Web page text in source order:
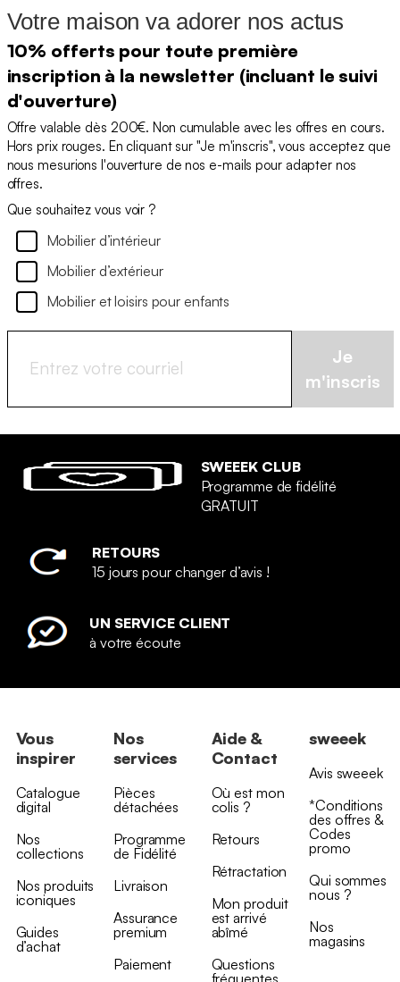
Votre maison va adorer nos actus
10% offerts pour toute première
inscription à la newsletter (incluant le suivi
d'ouverture)
Offre valable dès 200€. Non cumulable avec les offres en cours.
Hors prix rouges. En cliquant sur "Je m'inscris", vous acceptez que
nous mesurions l'ouverture de nos e-mails pour adapter nos
offres.
Que souhaitez vous voir ?
Mobilier d’intérieur
Mobilier d’extérieur
Mobilier et loisirs pour enfants
Je
m'inscris
SWEEEK CLUB
Programme de fidélité
GRATUIT
RETOURS
15 jours pour changer d’avis !
UN SERVICE CLIENT
à votre écoute
Vous
inspirer
Catalogue
digital
Nos
collections
Nos produits
iconiques
Guides
d’achat
Nos
services
Pièces
détachées
Programme
de Fidélité
Livraison
Assurance
premium
Paiement
Aide &
Contact
Où est mon
colis ?
Retours
Rétractation
Mon produit
est arrivé
abîmé
Questions
fréquentes
sweeek
Avis sweeek
*Conditions
des offres &
Codes
promo
Qui sommes
nous ?
Nos
magasins